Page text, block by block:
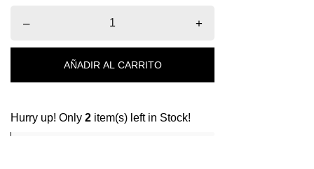
– +
AÑADIR AL CARRITO
Hurry up! Only 2 item(s) left in Stock!